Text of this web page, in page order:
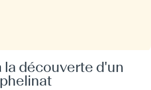
la découverte d'un